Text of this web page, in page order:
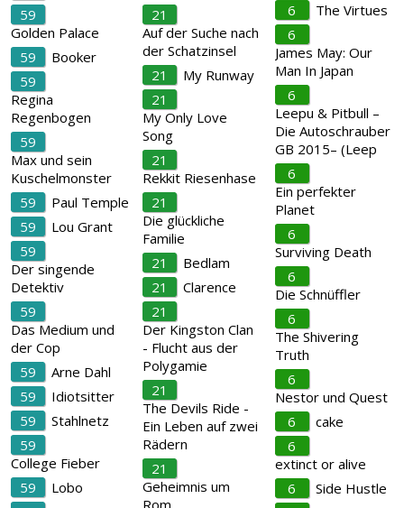
59
Golden Palace
59
Booker
59
Regina
Regenbogen
59
Max und sein
Kuschelmonster
59
Paul Temple
59
Lou Grant
59
Der singende
Detektiv
59
Das Medium und
der Cop
59
Arne Dahl
59
Idiotsitter
59
Stahlnetz
59
College Fieber
59
Lobo
21
Auf der Suche nach
der Schatzinsel
21
My Runway
21
My Only Love
Song
21
Rekkit Riesenhase
21
Die glückliche
Familie
21
Bedlam
21
Clarence
21
Der Kingston Clan
- Flucht aus der
Polygamie
21
The Devils Ride -
Ein Leben auf zwei
Rädern
21
Geheimnis um
Rom
6
The Virtues
6
James May: Our
Man In Japan
6
Leepu & Pitbull –
Die Autoschrauber
GB 2015– (Leep
6
Ein perfekter
Planet
6
Surviving Death
6
Die Schnüffler
6
The Shivering
Truth
6
Nestor und Quest
6
cake
6
extinct or alive
6
Side Hustle